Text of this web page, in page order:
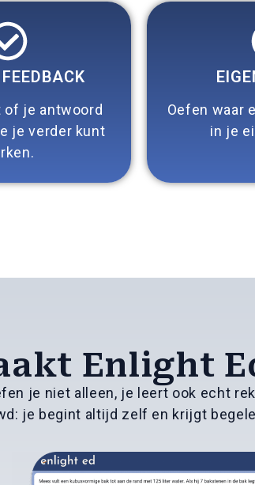
je antwoord
je verder kunt
Oefen waar
in je
Enlight
je niet alleen, je leert ook echt
je begint altijd zelf en krijgt